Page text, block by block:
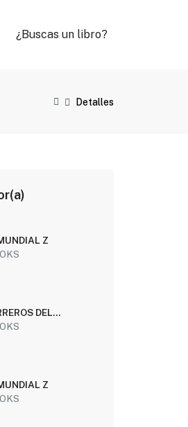
¿Buscas un libro?
Detalles
Z
DEL
HARLEM
Z